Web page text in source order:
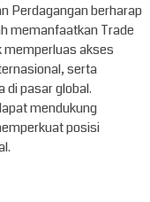
Perdagangan berharap
memanfaatkan Trade
memperluas akses
serta
di pasar global.
mendukung
posisi